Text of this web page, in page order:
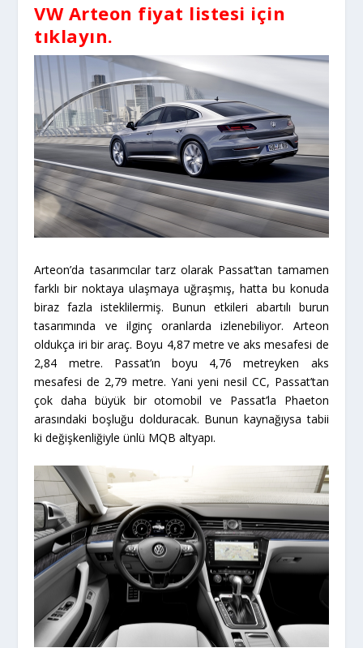
VW Arteon fiyat listesi için
tıklayın.
Arteon’da tasarımcılar tarz olarak Passat’tan tamamen
farklı bir noktaya ulaşmaya uğraşmış, hatta bu konuda
biraz fazla isteklilermiş. Bunun etkileri abartılı burun
tasarımında ve ilginç oranlarda izlenebiliyor. Arteon
oldukça iri bir araç. Boyu 4,87 metre ve aks mesafesi de
2,84 metre. Passat’ın boyu 4,76 metreyken aks
mesafesi de 2,79 metre. Yani yeni nesil CC, Passat’tan
çok daha büyük bir otomobil ve Passat’la Phaeton
arasındaki boşluğu dolduracak. Bunun kaynağıysa tabii
ki değişkenliğiyle ünlü MQB altyapı.